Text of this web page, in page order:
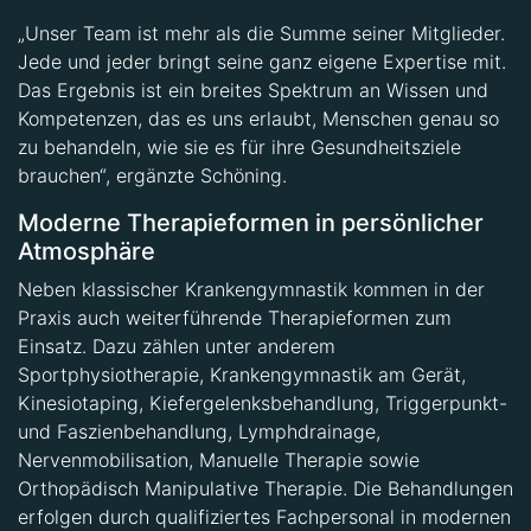
„Unser Team ist mehr als die Summe seiner Mitglieder.
Jede und jeder bringt seine ganz eigene Expertise mit.
Das Ergebnis ist ein breites Spektrum an Wissen und
Kompetenzen, das es uns erlaubt, Menschen genau so
zu behandeln, wie sie es für ihre Gesundheitsziele
brauchen“, ergänzte Schöning.
Moderne Therapieformen in persönlicher
Atmosphäre
Neben klassischer Krankengymnastik kommen in der
Praxis auch weiterführende Therapieformen zum
Einsatz. Dazu zählen unter anderem
Sportphysiotherapie, Krankengymnastik am Gerät,
Kinesiotaping, Kiefergelenksbehandlung, Triggerpunkt-
und Faszienbehandlung, Lymphdrainage,
Nervenmobilisation, Manuelle Therapie sowie
Orthopädisch Manipulative Therapie. Die Behandlungen
erfolgen durch qualifiziertes Fachpersonal in modernen